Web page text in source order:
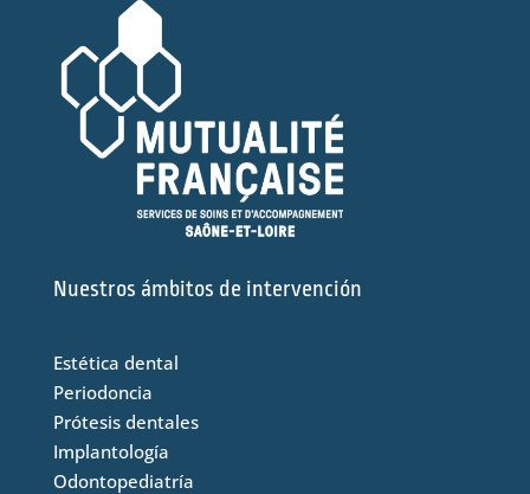
Nuestros ámbitos de intervención
Estética dental
Periodoncia
Prótesis dentales
Implantología
Odontopediatría